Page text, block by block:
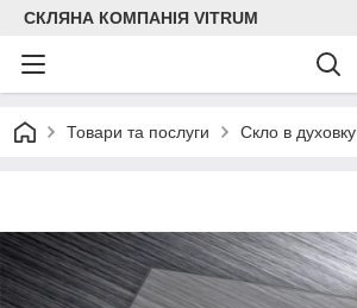
СКЛЯНА КОМПАНІЯ VITRUM
Товари та послуги Скло в духовку